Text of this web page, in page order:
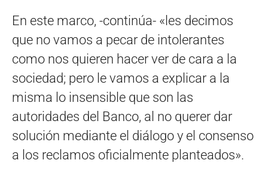
En este marco, -continúa- «les decimos
que no vamos a pecar de intolerantes
como nos quieren hacer ver de cara a la
sociedad; pero le vamos a explicar a la
misma lo insensible que son las
autoridades del Banco, al no querer dar
solución mediante el diálogo y el consenso
a los reclamos oficialmente planteados».